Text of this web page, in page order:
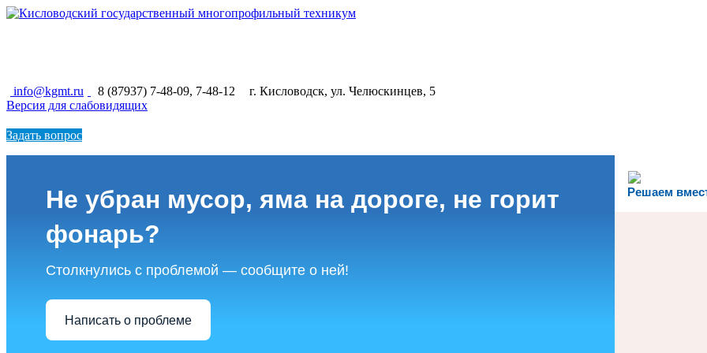
info@kgmt.ru 8 (87937) 7-48-09, 7-48-12
г. Кисловодск, ул. Челюскинцев, 5
Версия для слабовидящих
Задать вопрос
Решаем
Не убран мусор, яма на дороге, не горит
фонарь?
Столкнулись с проблемой — сообщите о ней!
Написать о проблеме